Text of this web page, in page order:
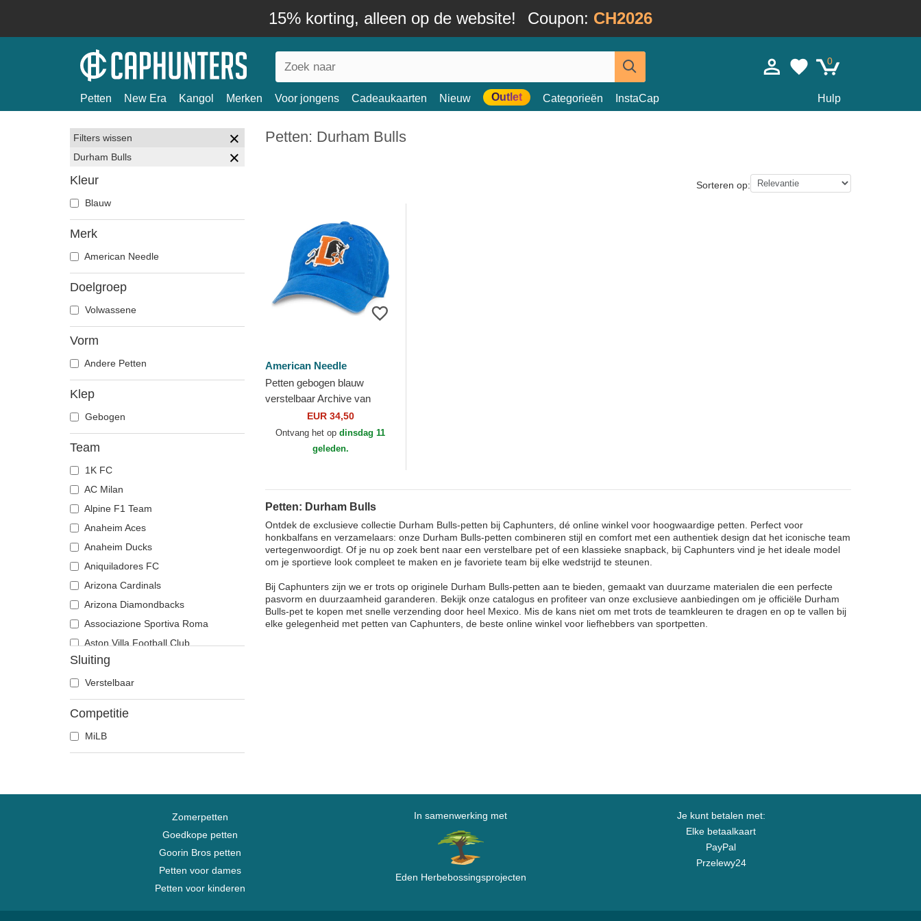
15% korting, alleen op de website! Coupon: CH2026
0
Petten New Era Kangol Merken Voor jongens Cadeaukaarten Nieuw Outlet Categorieën InstaCap Hulp
Filters wissen
Durham Bulls
Kleur
Blauw
Merk
American Needle
Doelgroep
Volwassene
Vorm
Andere Petten
Klep
Gebogen
Team
1K FC
AC Milan
Alpine F1 Team
Anaheim Aces
Anaheim Ducks
Aniquiladores FC
Arizona Cardinals
Arizona Diamondbacks
Associazione Sportiva Roma
Aston Villa Football Club
Atlanta Braves
Atlanta Falcons
Boston Bruins
Boston Celtics
Boston Red Sox
Chelsea Football Club
Chicago Blackhawks
Chicago White Sox
Sluiting
Verstelbaar
Competitie
MiLB
Petten: Durham Bulls
Sorteren op:
American Needle
Petten gebogen blauw
verstelbaar Archive van
Durham Bulls MiLB van
American Needle
EUR 34,50
Ontvang het opdinsdag 11
geleden.
Petten: Durham Bulls
Ontdek de exclusieve collectie Durham Bulls-petten bij Caphunters, dé online winkel voor hoogwaardige petten. Perfect voor
honkbalfans en verzamelaars: onze Durham Bulls-petten combineren stijl en comfort met een authentiek design dat het iconische team
vertegenwoordigt. Of je nu op zoek bent naar een verstelbare pet of een klassieke snapback, bij Caphunters vind je het ideale model
om je sportieve look compleet te maken en je favoriete team bij elke wedstrijd te steunen.
Bij Caphunters zijn we er trots op originele Durham Bulls-petten aan te bieden, gemaakt van duurzame materialen die een perfecte
pasvorm en duurzaamheid garanderen. Bekijk onze catalogus en profiteer van onze exclusieve aanbiedingen om je officiële Durham
Bulls-pet te kopen met snelle verzending door heel Mexico. Mis de kans niet om met trots de teamkleuren te dragen en op te vallen bij
elke gelegenheid met petten van Caphunters, de beste online winkel voor liefhebbers van sportpetten.
Zomerpetten
Goedkope petten
Goorin Bros petten
Petten voor dames
Petten voor kinderen
In samenwerking met
Eden Herbebossingsprojecten
Je kunt betalen met:
Elke betaalkaart
PayPal
Przelewy24